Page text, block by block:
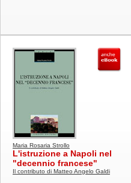
Maria Rosaria Strollo
L'istruzione a Napoli nel
"decennio francese"
Il contributo di Matteo Angelo Galdi